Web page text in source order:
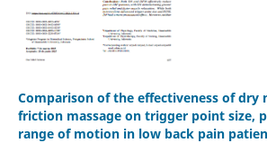
Comparison of the effectiveness of dry
friction massage on trigger point size,
range of motion in low back pain